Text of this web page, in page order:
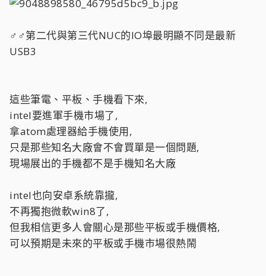
♂♂第二代與第三代NUC的IO埠最明顯不同是最新
USB3
這些筆電、平板、手機看下來,
intel要進軍手機市場了,
拿atom處理器給手機使用,
只是那些知名大廠會不會買單是一個問題,
現場展出的手機都不是手機知名大廠
intel也向安卓系統靠攏,
不再獨抱微軟win8了,
但我相信更多人會關心是那些平板或手機價格,
可以預期是未來的平板或手機市場很熱鬧